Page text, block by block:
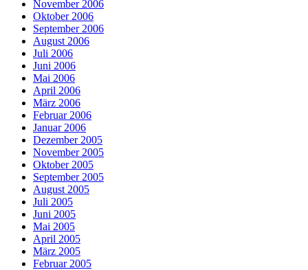
November 2006
Oktober 2006
September 2006
August 2006
Juli 2006
Juni 2006
Mai 2006
April 2006
März 2006
Februar 2006
Januar 2006
Dezember 2005
November 2005
Oktober 2005
September 2005
August 2005
Juli 2005
Juni 2005
Mai 2005
April 2005
März 2005
Februar 2005